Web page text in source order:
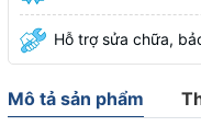
Hỗ trợ sửa chữa,
Mô tả sản phẩm